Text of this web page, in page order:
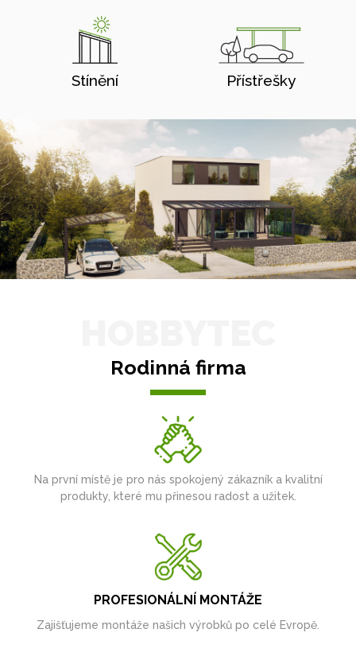
Stínění Přístřešky
Rodinná firma
Na první místě je pro nás spokojený zákazník a kvalitní
produkty, které mu přinesou radost a užitek.
PROFESIONÁLNÍ MONTÁŽE
Zajišťujeme montáže našich výrobků po celé Evropě.